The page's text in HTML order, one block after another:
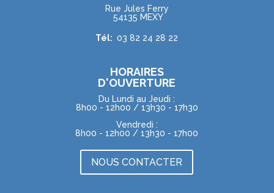
Rue Jules Ferry
54135 MEXY
Tél: 03 82 24 28 22
HORAIRES
D'OUVERTURE
Du Lundi au Jeudi :
8h00 - 12h00 / 13h30 - 17h30
Vendredi :
8h00 - 12h00 / 13h30 - 17h00
NOUS CONTACTER